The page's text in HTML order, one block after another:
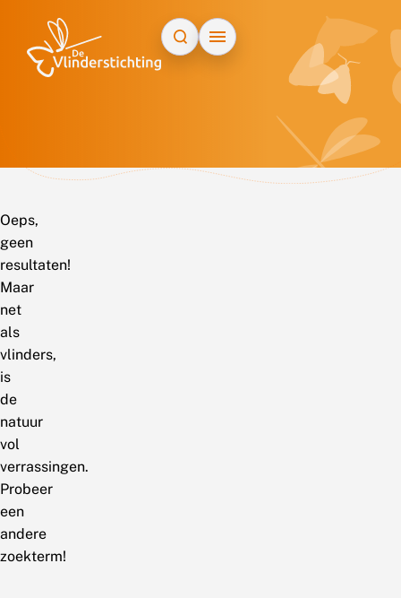
Oeps,
geen
resultaten!
Maar
net
als
vlinders,
is
de
natuur
vol
verrassingen.
Probeer
een
andere
zoekterm!